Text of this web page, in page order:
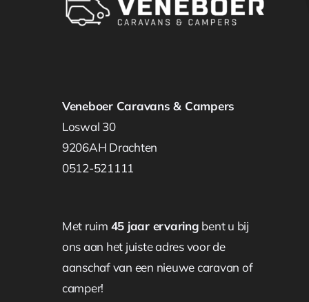
Veneboer Caravans & Campers
Loswal 30
9206AH Drachten
0512-521111
Met ruim 45 jaar ervaring bent u bij
ons aan het juiste adres voor de
aanschaf van een nieuwe caravan of
camper!